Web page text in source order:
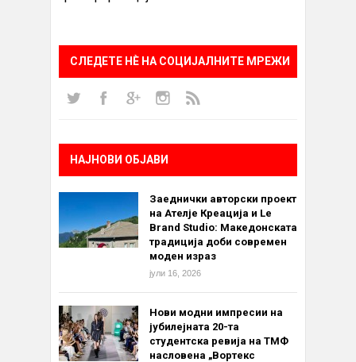
СЛЕДЕТЕ НÈ НА СОЦИЈАЛНИТЕ МРЕЖИ
НАЈНОВИ ОБЈАВИ
Заеднички авторски проект
на Ателје Креација и Le
Brand Studio: Македонската
традиција доби современ
моден израз
јули 16, 2026
Нови модни импресии на
јубилејната 20-та
студентска ревија на ТМФ
насловена „Вортекс